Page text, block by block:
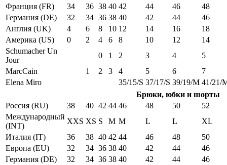
Франция (FR)
34 36 38 40 42 44 46
48
Германия (DE)
32 34 36 38 40 42 44
46
Англия (UK)
4 6 8 10 12 14 16
18
Америка (US)
0 2 4 6 8 10 12
14
Schumacher Un
Jour
0 1 2 3 4
5
MarcCain
1 2 3 4 5 6
7
Elena Miro
35/15/S 37/17/S 39/19/M 41/21/
Брюки, юбки и шорты
Россия (RU)
38 40 42 44 46 48 50
52
Международный
(INT)
XXS XS S M M L L
XL
Италия (IT)
36 38 40 42 44 46 48
50
Европа (EU)
32 34 36 38 40 42 44
46
Германия (DE)
32 34 36 38 40 42 44
46